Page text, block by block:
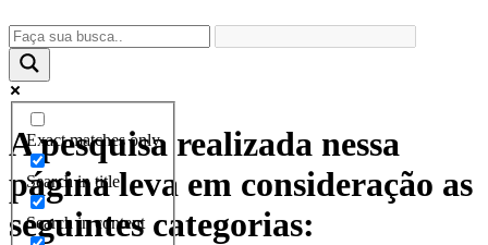
Exact matches only
Search in title
Search in content
A pesquisa realizada nessa
página leva em consideração as
seguintes categorias: